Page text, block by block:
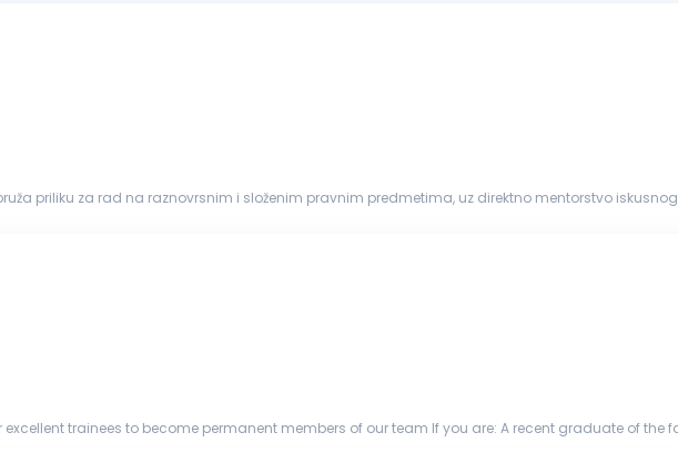
priliku za rad na raznovrsnim i složenim pravnim predmetima, uz direktno mentorstvo iskusnog
become permanent members of our team If you are: A recent graduate of the faculty of